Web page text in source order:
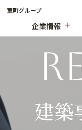
企業情報
室町グループ
建築